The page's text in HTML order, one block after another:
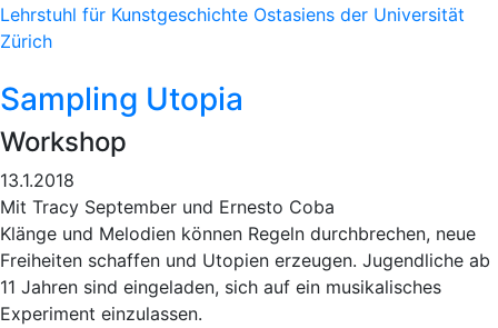
Lehrstuhl für Kunstgeschichte Ostasiens der Universität
Zürich
Sampling Utopia
Workshop
13.1.2018
Mit Tracy September und Ernesto Coba
Klänge und Melodien können Regeln durchbrechen, neue
Freiheiten schaffen und Utopien erzeugen. Jugendliche ab
11 Jahren sind eingeladen, sich auf ein musikalisches
Experiment einzulassen.